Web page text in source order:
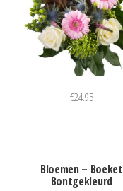
€24.95
Bloemen – Boeket
Bontgekleurd